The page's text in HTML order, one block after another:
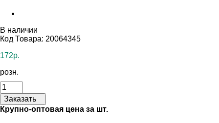
В наличии
Код Товара: 20064345
172р.
розн.
Заказать
Крупно-оптовая цена за шт.